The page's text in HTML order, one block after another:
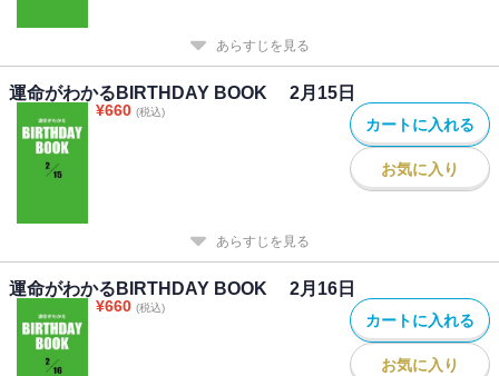
あらすじを見る
運命がわかるBIRTHDAY BOOK 2月15日
¥660 (税込)
カートに入れる
お気に入り
あらすじを見る
運命がわかるBIRTHDAY BOOK 2月16日
¥660 (税込)
カートに入れる
お気に入り